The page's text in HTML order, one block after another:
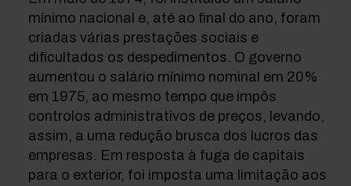
mínimo nacional e, até ao final do ano, foram
criadas várias prestações sociais e
dificultados os despedimentos. O governo
aumentou o salário mínimo nominal em 20%
em 1975, ao mesmo tempo que impôs
controlos administrativos de preços, levando,
assim, a uma redução brusca dos lucros das
empresas. Em resposta à fuga de capitais
para o exterior, foi imposta uma limitação aos